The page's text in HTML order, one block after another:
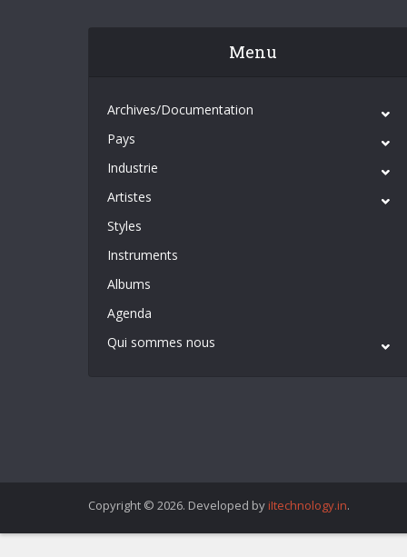
Menu
Archives/Documentation
Pays
Industrie
Artistes
Styles
Instruments
Albums
Agenda
Qui sommes nous
Copyright © 2026. Developed by iItechnology.in.